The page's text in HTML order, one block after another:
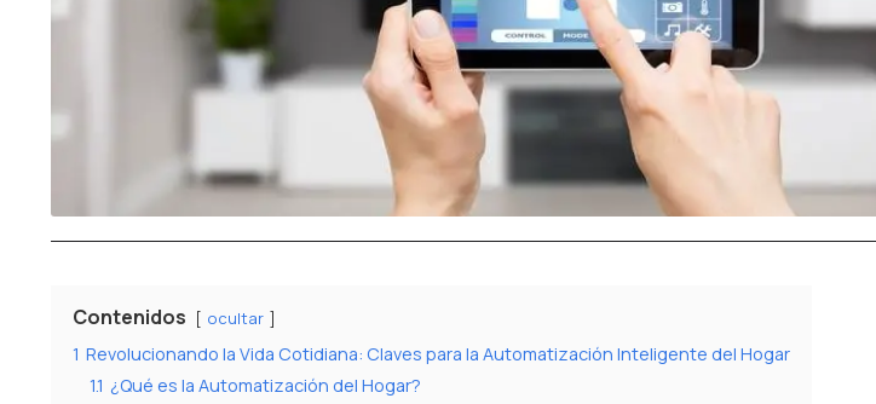
Contenidos ocultar
1 Revolucionando la Vida Cotidiana: Claves para la Automatización Inteligente del Hogar
1.1 ¿Qué es la Automatización del Hogar?